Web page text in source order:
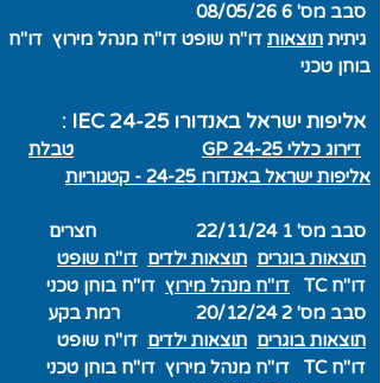
גיתית תוצאות דו"ח שופט דו"ח מנהל מירוץ דו"ח
בוחן טכני
אליפות ישראל באנדורו IEC 24-25 :
דירוג כללי GP 24-25
טבלת
אליפות ישראל באנדורו 24-25 - קטגוריות
סבב מס' 1 22/11/24 חצרים
תוצאות בוגרים תוצאות ילדים דו"ח שופט
דו"ח TC
דו"ח מנהל מירוץ דו"ח בוחן טכני
סבב מס' 2 20/12/24 רמת בקע
תוצאות בוגרים תוצאות ילדים דו"ח שופט
דו"ח TC
דו"ח מנהל מירוץ דו"ח בוחן טכני